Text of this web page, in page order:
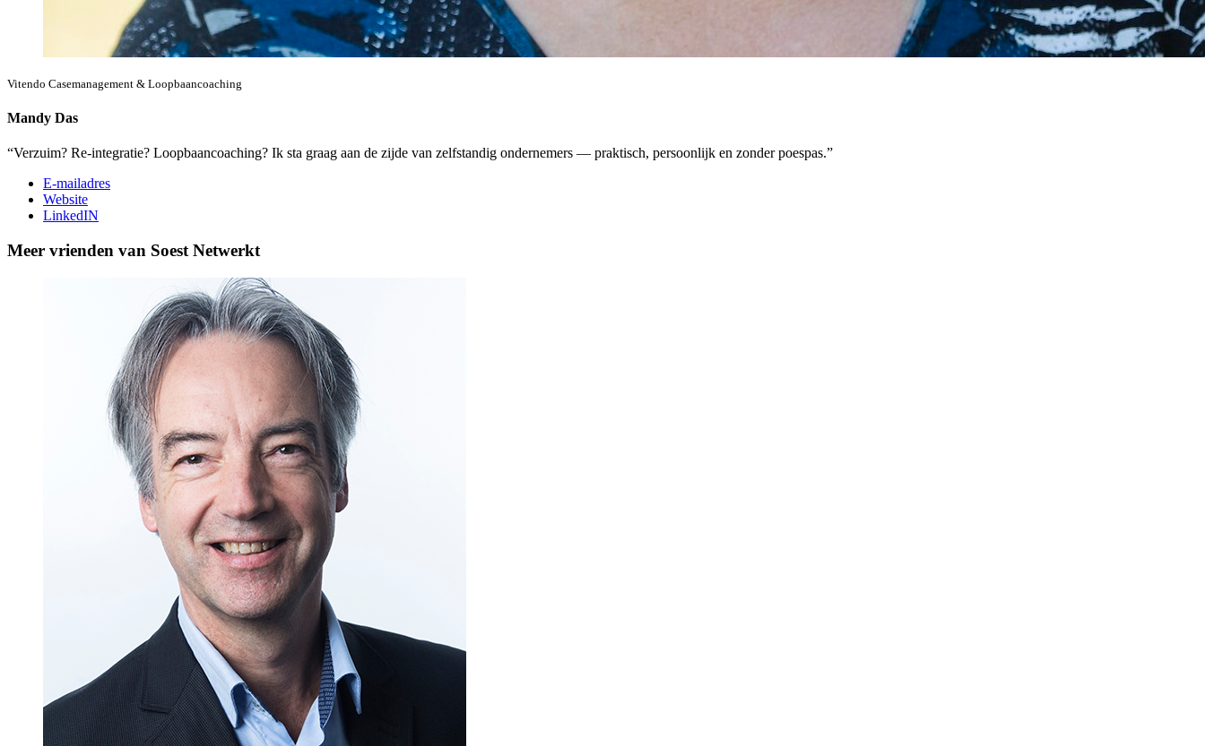
Vitendo Casemanagement & Loopbaancoaching
Mandy Das
“Verzuim? Re-integratie? Loopbaancoaching? Ik sta graag aan de zijde van zelfstandig ondernemers — praktisch, persoonlijk en zonder poespas.”
E-mailadres
Website
LinkedIN
Meer vrienden van Soest Netwerkt